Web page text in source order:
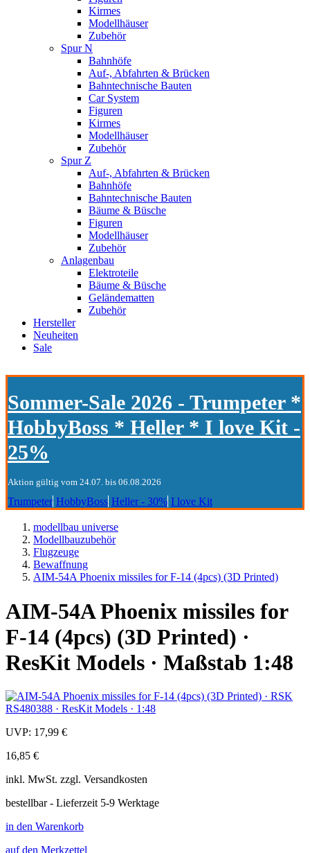
Kirmes
Modellhäuser
Zubehör
Spur N
Bahnhöfe
Auf-, Abfahrten & Brücken
Bahntechnische Bauten
Car System
Figuren
Kirmes
Modellhäuser
Zubehör
Spur Z
Auf-, Abfahrten & Brücken
Bahnhöfe
Bahntechnische Bauten
Bäume & Büsche
Figuren
Modellhäuser
Zubehör
Anlagenbau
Elektroteile
Bäume & Büsche
Geländematten
Zubehör
Hersteller
Neuheiten
Sale
Sommer-Sale 2026 - Trumpeter *
HobbyBoss * Heller * I love Kit -
25%
Aktion gültig vom 24.07. bis 06.08.2026
Trumpeter HobbyBoss Heller - 30% I love Kit
modellbau universe
Modellbauzubehör
Flugzeuge
Bewaffnung
AIM-54A Phoenix missiles for F-14 (4pcs) (3D Printed)
AIM-54A Phoenix missiles for
F-14 (4pcs) (3D Printed) ·
ResKit Models · Maßstab 1:48
UVP: 17,99 €
16,85 €
inkl. MwSt. zzgl. Versandkosten
bestellbar - Lieferzeit 5-9 Werktage
in den Warenkorb
auf den Merkzettel